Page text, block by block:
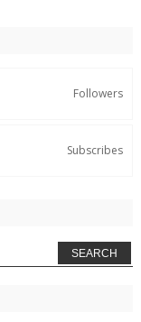
Followers
Subscribes
SEARCH